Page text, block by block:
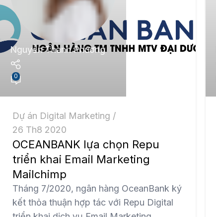
Nguyễn Thanh Phương
0
Dự án Digital Marketing
26 Th8 2020
OCEANBANK lựa chọn Repu
triển khai Email Marketing
Mailchimp
Tháng 7/2020, ngân hàng OceanBank ký
kết thỏa thuận hợp tác với Repu Digital